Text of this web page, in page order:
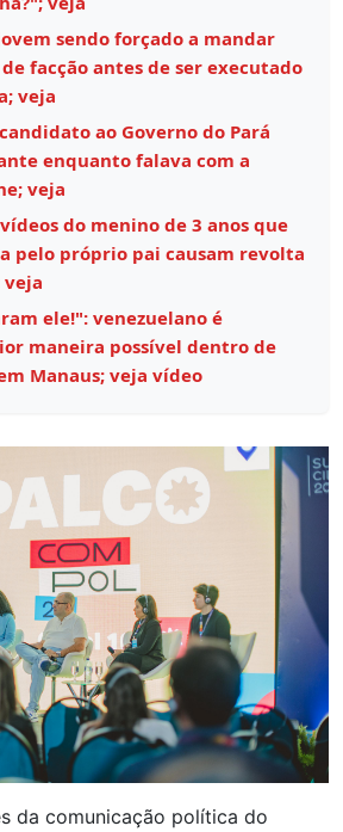
sendo forçado a mandar
facção antes de ser executado
veja
ao Governo do Pará
enquanto falava com a
veja
do menino de 3 anos que
pelo próprio pai causam revolta
ele!": venezuelano é
maneira possível dentro de
Manaus; veja vídeo
da comunicação política do